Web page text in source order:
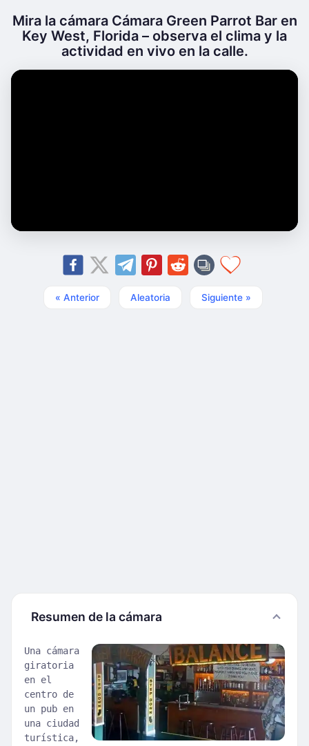
Mira la cámara Cámara Green Parrot Bar en
Key West, Florida – observa el clima y la
actividad en vivo en la calle.
« Anterior Aleatoria Siguiente »
Resumen de la cámara
Una cámara
giratoria
en el
centro de
un pub en
una ciudad
turística,